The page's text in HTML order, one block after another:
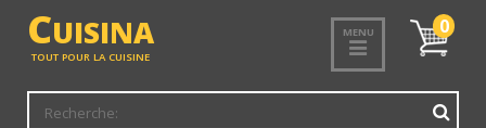
CUISINA
TOUT POUR LA CUISINE
MENU
Mon
panier
0